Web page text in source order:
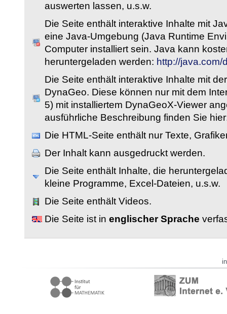
auswerten lassen, u.s.w.
Die Seite enthält interaktive Inhalte mit
eine Java-Umgebung (Java Runtime
Computer installiert sein. Java kann
heruntergeladen werden: http://
Die Seite enthält interaktive Inhalte mit
DynaGeo. Diese können nur mit dem
5) mit installiertem DynaGeoX-Viewer
ausführliche Beschreibung finden Sie
Die HTML-Seite enthält nur Texte,
Der Inhalt kann ausgedruckt werden.
Die Seite enthält Inhalte, die
kleine Programme, Excel-Dateien, u.s.w.
Die Seite enthält Videos.
Die Seite ist in englischer Sprache